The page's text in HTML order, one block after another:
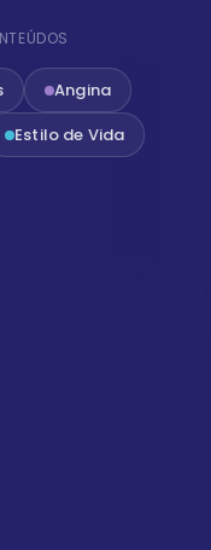
Angina
Estilo de Vida